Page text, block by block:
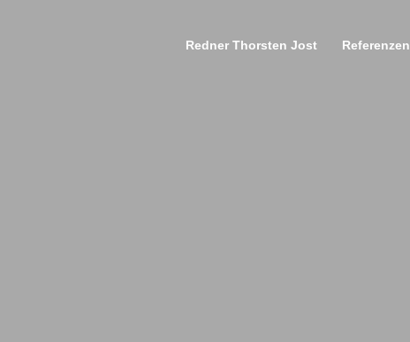
Redner Thorsten Jost Referenzen